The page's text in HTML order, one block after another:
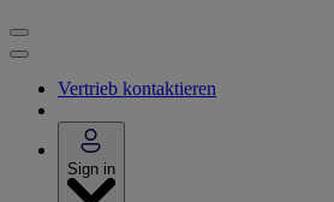
Vertrieb kontaktieren
Sign in